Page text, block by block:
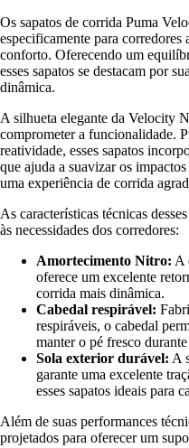
Os sapatos de corrida Puma
especificamente para corredores
conforto. Oferecendo um
esses sapatos se destacam por
dinâmica.
A silhueta elegante da Velocity
comprometer a funcionalidade.
reatividade, esses sapatos
que ajuda a suavizar os
uma experiência de corrida
As características técnicas
às necessidades dos corredores:
Amortecimento Nitro: A
oferece um excelente
corrida mais dinâmica.
Cabedal respirável:
respiráveis, o cabedal
manter o pé fresco
Sola exterior durável: A
garante uma excelente
esses sapatos ideais para
Além de suas performances
projetados para oferecer um